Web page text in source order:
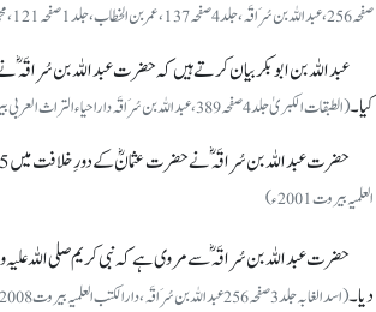
صفحہ256، عبد اللہ بن سُرَاقَہ، جلد 4 صفحہ137، عمر بن الخطاب، جلد 1 صفحہ121، محمد رسول اللہ، دارالکتب العلمیہ بیروت2008ء)
عبداللہ بن ابوبکر بیان کرتے ہیں کہ حضرت عبداللہ بن سُراقَہؓ
کیا۔(الطبقات الکبریٰ جلد 4صفحہ389، عبد اللہ بن سُرَاقَہ داراحیاء التراث العربی بیروت لبنان 1996ء)
حضرت عبداللہ بن سُراقَہؓ نے حضرت عثمانؓ کے دورِ خلافت میں 35؍ ہجری میں وفات پائی۔
العلمیہ بیروت 2001ء)
حضرت عبداللہ بن سُراقَہؓ سے مروی ہے کہ نبی کریم صلی اللہ علیہ
دیا۔(اسدالغابہ جلد 3 صفحہ 256 عبداللہ بن سُرَاقَہ، دارالکتب العلمیہ بیروت 2008ء)